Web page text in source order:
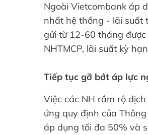
Ngoài Vietcombank áp
nhất hệ thống - lãi suất
gửi từ 12-60 tháng
NHTMCP, lãi suất kỳ
Tiếp tục gỡ bớt áp lực
Việc các NH rầm rộ
ứng quy định của
áp dụng tối đa 50% và